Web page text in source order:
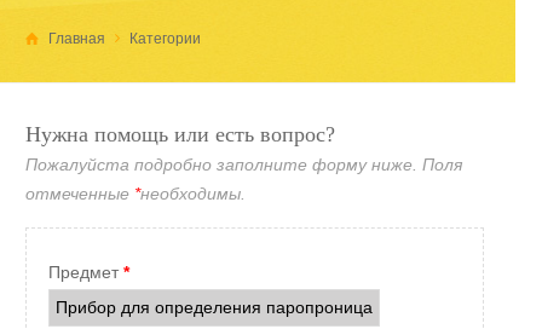
Главная Категории
Нужна помощь или есть вопрос?
Пожалуйста подробно заполните форму ниже. Поля
отмеченные *необходимы.
Предмет*